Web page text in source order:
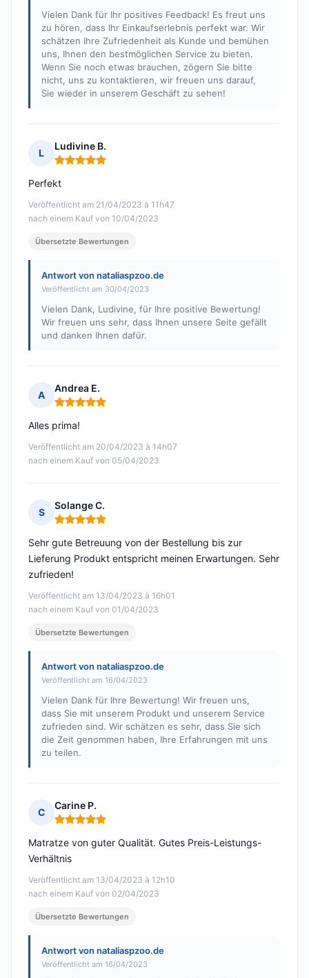
Vielen Dank für Ihr positives Feedback! Es freut uns
zu hören, dass Ihr Einkaufserlebnis perfekt war. Wir
schätzen Ihre Zufriedenheit als Kunde und bemühen
uns, Ihnen den bestmöglichen Service zu bieten.
Wenn Sie noch etwas brauchen, zögern Sie bitte
nicht, uns zu kontaktieren, wir freuen uns darauf,
Sie wieder in unserem Geschäft zu sehen!
L
Ludivine B.
Hinweis: 5 von 5
Veröffentlicht am 21/04/2023 à 11h47
nach einem Kauf von 10/04/2023
Perfekt
Übersetzte Bewertungen
Antwort von nataliaspzoo.de
Veröffentlicht am 30/04/2023
Vielen Dank, Ludivine, für Ihre positive Bewertung!
Wir freuen uns sehr, dass Ihnen unsere Seite gefällt
und danken Ihnen dafür.
A
Andrea E.
Hinweis: 5 von 5
Veröffentlicht am 20/04/2023 à 14h07
nach einem Kauf von 05/04/2023
Alles prima!
S
Solange C.
Hinweis: 5 von 5
Veröffentlicht am 13/04/2023 à 16h01
nach einem Kauf von 01/04/2023
Sehr gute Betreuung von der Bestellung bis zur
Lieferung Produkt entspricht meinen Erwartungen. Sehr
zufrieden!
Übersetzte Bewertungen
Antwort von nataliaspzoo.de
Veröffentlicht am 16/04/2023
Vielen Dank für Ihre Bewertung! Wir freuen uns,
dass Sie mit unserem Produkt und unserem Service
zufrieden sind. Wir schätzen es sehr, dass Sie sich
die Zeit genommen haben, Ihre Erfahrungen mit uns
zu teilen.
C
Carine P.
Hinweis: 5 von 5
Veröffentlicht am 13/04/2023 à 12h10
nach einem Kauf von 02/04/2023
Matratze von guter Qualität. Gutes Preis-Leistungs-
Verhältnis
Übersetzte Bewertungen
Antwort von nataliaspzoo.de
Veröffentlicht am 16/04/2023